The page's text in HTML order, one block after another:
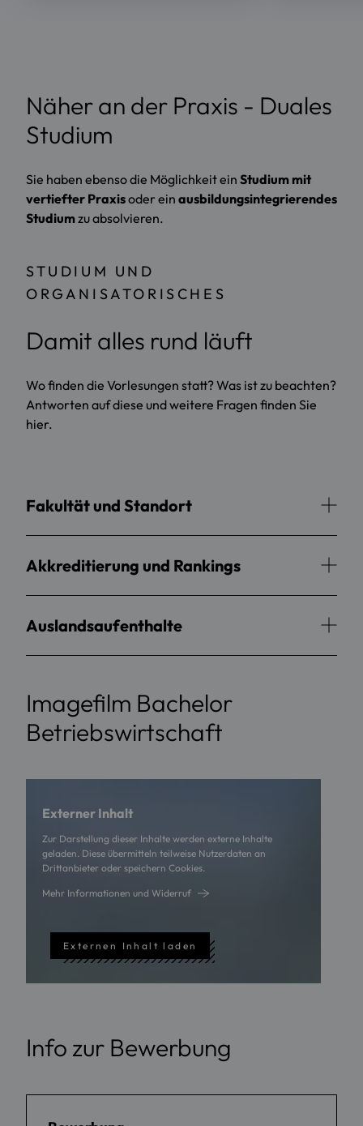
Näher an der Praxis - Duales
Studium
Sie haben ebenso die Möglichkeit ein Studium mit
vertiefter Praxisoder ein ausbildungsintegrierendes
Studiumzu absolvieren.
STUDIUM UND
ORGANISATORISCHES
Damit alles rund läuft
Wo finden die Vorlesungen statt? Was ist zu beachten?
Antworten auf diese und weitere Fragen finden Sie
hier.
Fakultät und Standort
Akkreditierung und Rankings
Auslandsaufenthalte
Imagefilm Bachelor
Betriebswirtschaft
Externer Inhalt
Zur Darstellung dieser Inhalte werden externe Inhalte
geladen. Diese übermitteln teilweise Nutzerdaten an
Drittanbieter oder speichern Cookies.
Mehr Informationen und Widerruf
Externen Inhalt laden
Info zur Bewerbung